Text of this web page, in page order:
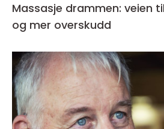
Massasje drammen: veien
og mer overskudd